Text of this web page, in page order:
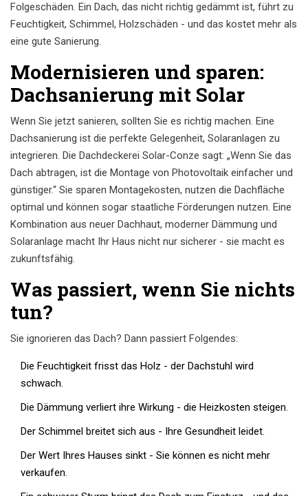
Folgeschäden. Ein Dach, das nicht richtig gedämmt ist, führt zu
Feuchtigkeit, Schimmel, Holzschäden - und das kostet mehr als
eine gute Sanierung.
Modernisieren und sparen:
Dachsanierung mit Solar
Wenn Sie jetzt sanieren, sollten Sie es richtig machen. Eine
Dachsanierung ist die perfekte Gelegenheit, Solaranlagen zu
integrieren. Die Dachdeckerei Solar-Conze sagt: „Wenn Sie das
Dach abtragen, ist die Montage von Photovoltaik einfacher und
günstiger.“ Sie sparen Montagekosten, nutzen die Dachfläche
optimal und können sogar staatliche Förderungen nutzen. Eine
Kombination aus neuer Dachhaut, moderner Dämmung und
Solaranlage macht Ihr Haus nicht nur sicherer - sie macht es
zukunftsfähig.
Was passiert, wenn Sie nichts
tun?
Sie ignorieren das Dach? Dann passiert Folgendes:
Die Feuchtigkeit frisst das Holz - der Dachstuhl wird
schwach.
Die Dämmung verliert ihre Wirkung - die Heizkosten steigen.
Der Schimmel breitet sich aus - Ihre Gesundheit leidet.
Der Wert Ihres Hauses sinkt - Sie können es nicht mehr
verkaufen.